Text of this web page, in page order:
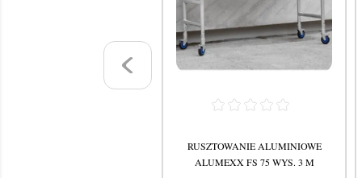
RUSZTOWANIE ALUMINIOWE
ALUMEXX FS 75 WYS. 3 M